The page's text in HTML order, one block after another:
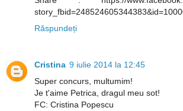
Răspundeți
Cristina 9 iulie 2014 la 12:45
Super concurs, multumim!
Je t'aime Petrica, dragul meu sot!
FC: Cristina Popescu